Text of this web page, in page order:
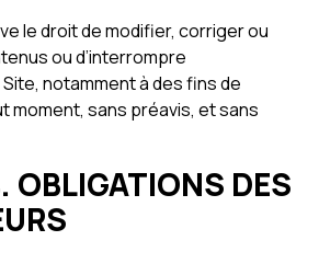
le droit de modifier, corriger ou
ou d’interrompre
notamment à des fins de
moment, sans préavis, et sans
OBLIGATIONS DES